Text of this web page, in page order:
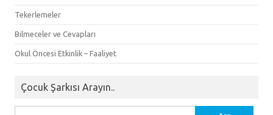
Tekerlemeler
Bilmeceler ve Cevapları
Okul Öncesi Etkinlik – Faaliyet
Çocuk Şarkısı Arayın..